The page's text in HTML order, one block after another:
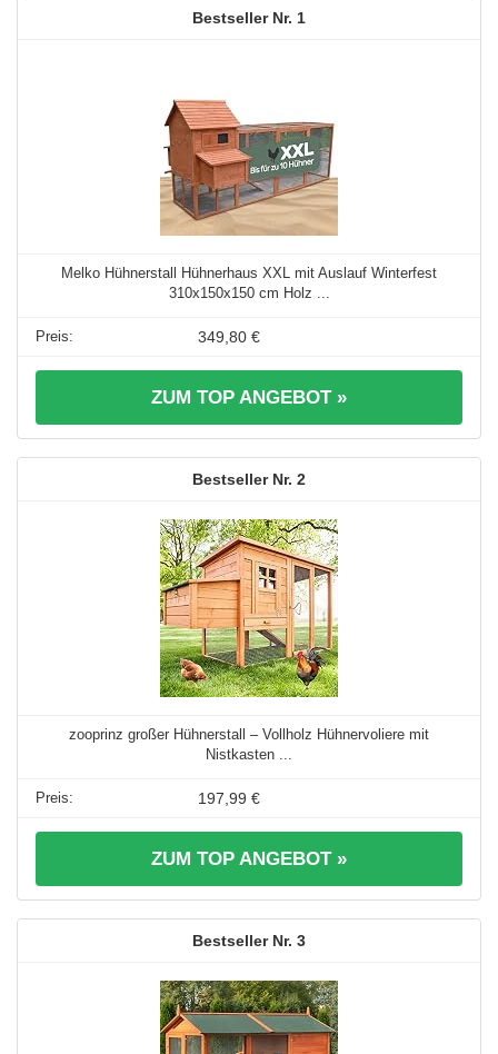
1
Melko Hühnerstall Hühnerhaus XXL mit Auslauf Winterfest
310x150x150 cm Holz ...
349,80 €
ZUM TOP ANGEBOT »
2
zooprinz großer Hühnerstall – Vollholz Hühnervoliere mit
Nistkasten ...
197,99 €
ZUM TOP ANGEBOT »
3